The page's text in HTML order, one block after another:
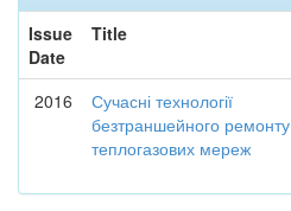
Issue
Date
Title
2016
Сучасні технології
безтраншейного ремонту
теплогазових мереж